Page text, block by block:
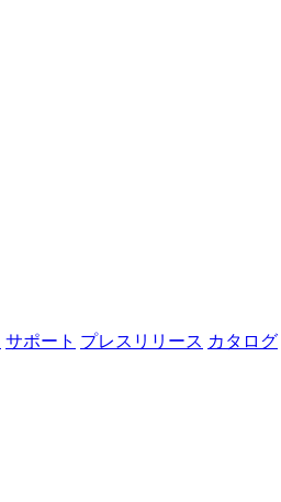
サポート プレスリリース カタログ